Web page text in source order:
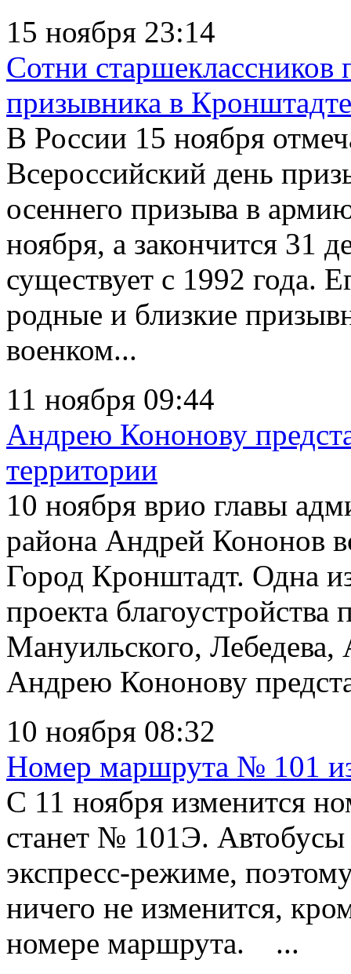
15 ноября 23:14
Сотни старшеклассников
призывника в Кронштадте
В России 15 ноября
Всероссийский день
осеннего призыва в
ноября, а закончится 31
существует с 1992 года.
родные и близкие
военком...
11 ноября 09:44
Андрею Кононову
территории
10 ноября врио главы
района Андрей Кононов
Город Кронштадт. Одна
проекта благоустройства
Мануильского,
Андрею Кононову
10 ноября 08:32
Номер маршрута № 101
С 11 ноября изменится
станет № 101Э.
экспресс-режиме,
ничего не изменится,
номере маршрута. ...